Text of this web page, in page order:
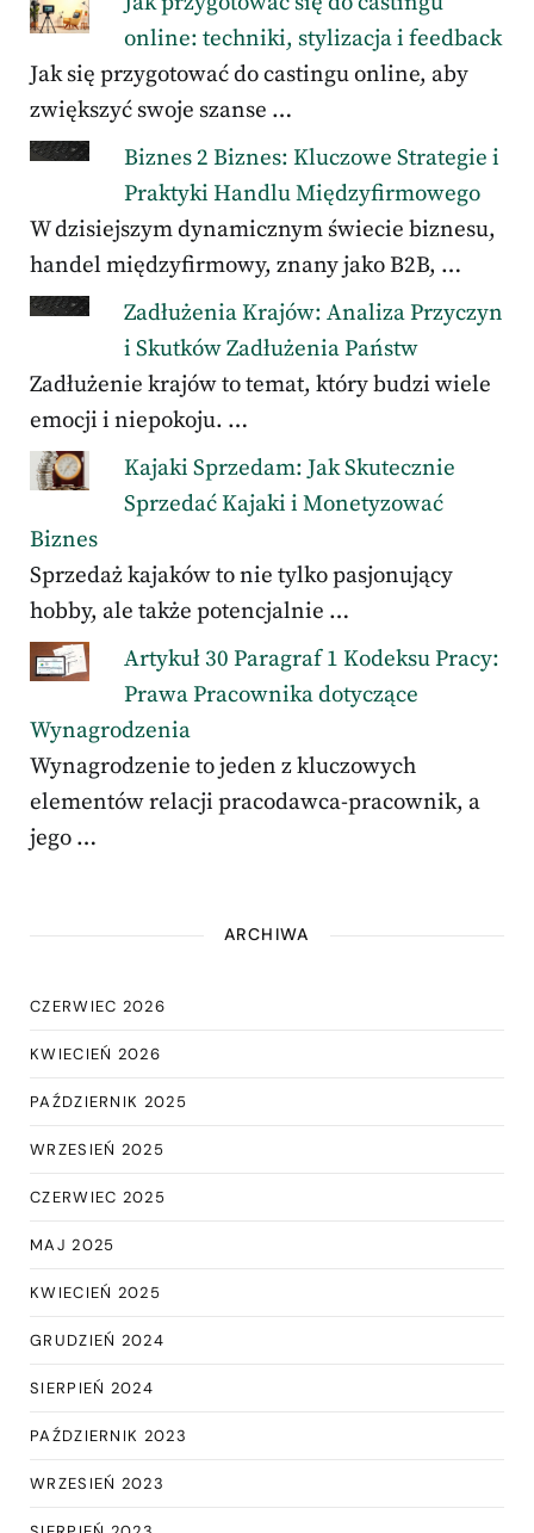
online: techniki, stylizacja i feedback
Jak się przygotować do castingu online, aby
zwiększyć swoje szanse …
Biznes 2 Biznes: Kluczowe Strategie i
Praktyki Handlu Międzyfirmowego
W dzisiejszym dynamicznym świecie biznesu,
handel międzyfirmowy, znany jako B2B, …
Zadłużenia Krajów: Analiza Przyczyn
i Skutków Zadłużenia Państw
Zadłużenie krajów to temat, który budzi wiele
emocji i niepokoju. …
Kajaki Sprzedam: Jak Skutecznie
Sprzedać Kajaki i Monetyzować
Biznes
Sprzedaż kajaków to nie tylko pasjonujący
hobby, ale także potencjalnie …
Artykuł 30 Paragraf 1 Kodeksu Pracy:
Prawa Pracownika dotyczące
Wynagrodzenia
Wynagrodzenie to jeden z kluczowych
elementów relacji pracodawca-pracownik, a
jego …
ARCHIWA
CZERWIEC 2026
KWIECIEŃ 2026
PAŹDZIERNIK 2025
WRZESIEŃ 2025
CZERWIEC 2025
MAJ 2025
KWIECIEŃ 2025
GRUDZIEŃ 2024
SIERPIEŃ 2024
PAŹDZIERNIK 2023
WRZESIEŃ 2023